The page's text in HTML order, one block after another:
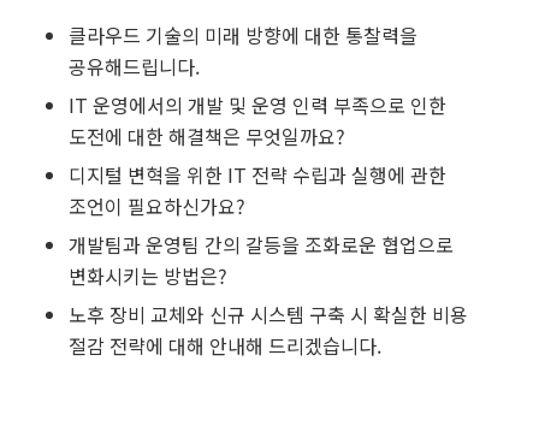
클라우드 기술의 미래 방향에 대한 통찰력을
공유해드립니다.
IT 운영에서의 개발 및 운영 인력 부족으로 인한
도전에 대한 해결책은 무엇일까요?
디지털 변혁을 위한 IT 전략 수립과 실행에 관한
조언이 필요하신가요?
개발팀과 운영팀 간의 갈등을 조화로운 협업으로
변화시키는 방법은?
노후 장비 교체와 신규 시스템 구축 시 확실한 비용
절감 전략에 대해 안내해 드리겠습니다.